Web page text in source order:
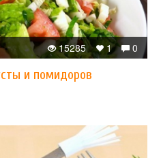
0
1
15285
и помидоров